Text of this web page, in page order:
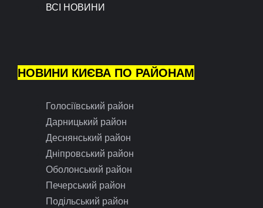
ВСІ НОВИНИ
НОВИНИ КИЄВА ПО РАЙОНАМ
Голосіївський район
Дарницький район
Деснянський район
Дніпровський район
Оболонський район
Печерський район
Подільський район